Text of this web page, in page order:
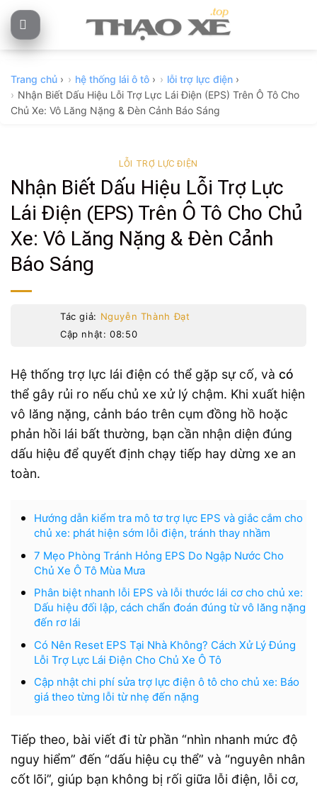
Skip
to
Trang chủ › hệ thống lái ô tô › lỗi trợ lực điện ›
Nhận Biết Dấu Hiệu Lỗi Trợ Lực Lái Điện (EPS) Trên Ô Tô Cho
Chủ Xe: Vô Lăng Nặng & Đèn Cảnh Báo Sáng
LỖI TRỢ LỰC ĐIỆN
Nhận Biết Dấu Hiệu Lỗi Trợ Lực
Lái Điện (EPS) Trên Ô Tô Cho Chủ
Xe: Vô Lăng Nặng & Đèn Cảnh
Báo Sáng
Tác giả: Nguyễn Thành Đạt
Cập nhật: 08:50
Hệ thống trợ lực lái điện có thể gặp sự cố, và có
thể gây rủi ro nếu chủ xe xử lý chậm. Khi xuất hiện
vô lăng nặng, cảnh báo trên cụm đồng hồ hoặc
phản hồi lái bất thường, bạn cần nhận diện đúng
dấu hiệu để quyết định chạy tiếp hay dừng xe an
toàn.
Hướng dẫn kiểm tra mô tơ trợ lực EPS và giắc cắm cho
chủ xe: phát hiện sớm lỗi điện, tránh thay nhầm
7 Mẹo Phòng Tránh Hỏng EPS Do Ngập Nước Cho
Chủ Xe Ô Tô Mùa Mưa
Phân biệt nhanh lỗi EPS và lỗi thước lái cơ cho chủ xe:
Dấu hiệu đối lập, cách chẩn đoán đúng từ vô lăng nặng
đến rơ lái
Có Nên Reset EPS Tại Nhà Không? Cách Xử Lý Đúng
Lỗi Trợ Lực Lái Điện Cho Chủ Xe Ô Tô
Cập nhật chi phí sửa trợ lực điện ô tô cho chủ xe: Báo
giá theo từng lỗi từ nhẹ đến nặng
Tiếp theo, bài viết đi từ phần “nhìn nhanh mức độ
nguy hiểm” đến “dấu hiệu cụ thể” và “nguyên nhân
cốt lõi”, giúp bạn không bị rối giữa lỗi điện, lỗi cơ,